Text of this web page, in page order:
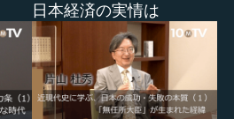
日本経済の実情は